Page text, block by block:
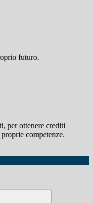
futuro.
per ottenere crediti
competenze.